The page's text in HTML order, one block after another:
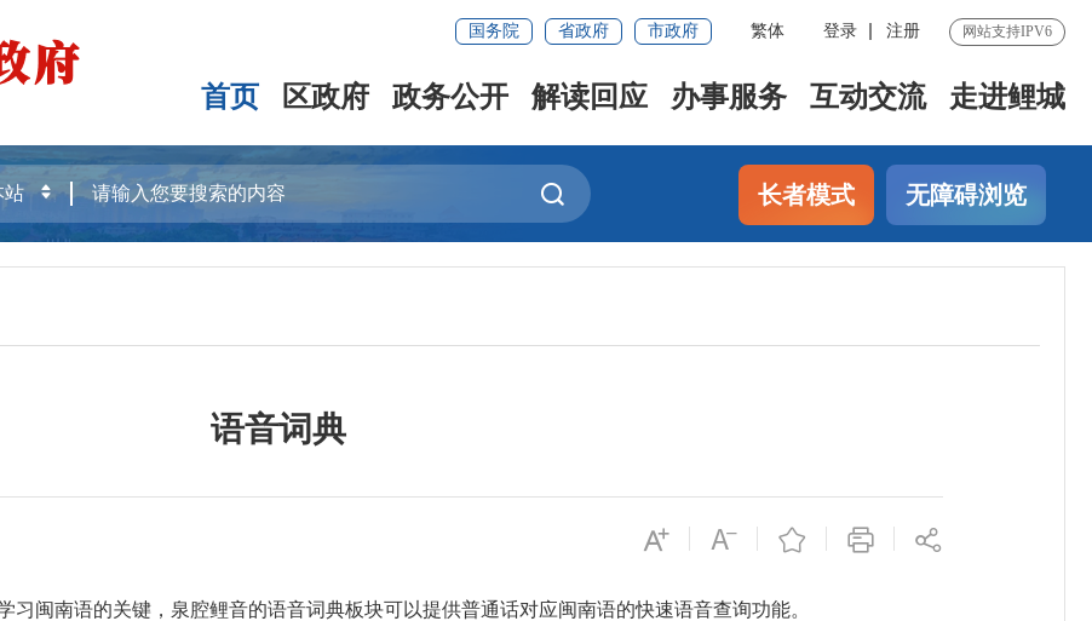
国务院 省政府 市政府 繁体 登录 注册 网站支持IPV6
首页 区政府 政务公开 解读回应 办事服务 互动交流 走进鲤城
长者模式 无障碍浏览
语音词典
习闽南语的关键，泉腔鲤音的语音词典板块可以提供普通话对应闽南语的快速语音查询功能。